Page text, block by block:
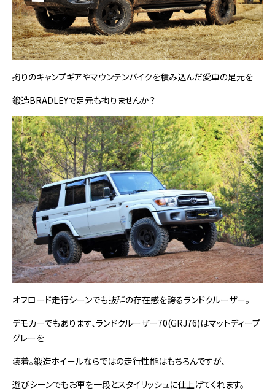
拘りのキャンプギアやマウンテンバイクを積み込んだ愛車の足元を
鍛造BRADLEYで足元も拘りませんか？
オフロード走行シーンでも抜群の存在感を誇るランドクルーザー。
デモカーでもあります、ランドクルーザー70(GRJ76)はマットディープ
グレーを
装着。鍛造ホイールならではの走行性能はもちろんですが、
遊びシーンでもお車を一段とスタイリッシュに仕上げてくれます。